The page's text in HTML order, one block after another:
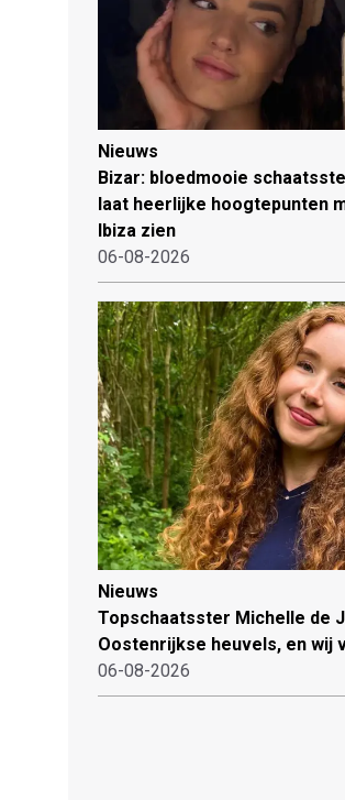
Nieuws
Bizar: bloedmooie
laat heerlijke hoogtepunten
Ibiza zien
06-08-2026
Nieuws
Topschaatsster Michelle de
Oostenrijkse heuvels, en wij
06-08-2026